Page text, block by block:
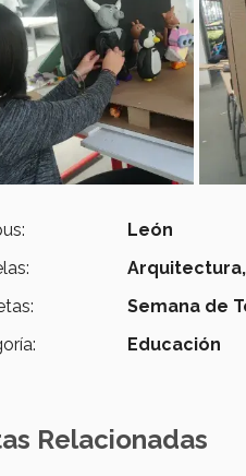
León
Semana de
Educación
Relacionadas